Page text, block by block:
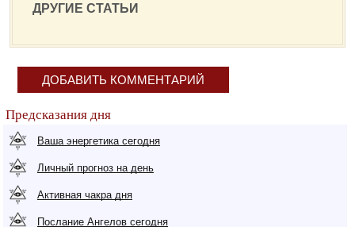
ДРУГИЕ СТАТЬИ
ДОБАВИТЬ КОММЕНТАРИЙ
Предсказания дня
Ваша энергетика сегодня
Личный прогноз на день
Активная чакра дня
Послание Ангелов сегодня